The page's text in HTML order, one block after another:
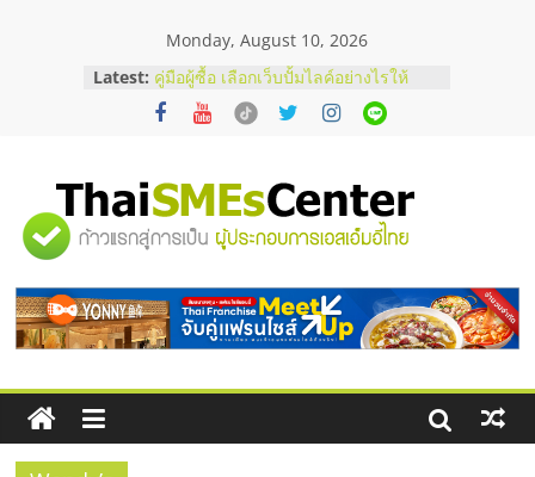
Monday, August 10, 2026
Latest: สัมมนาออนไลน์ โอกาสบริหารสถานี
บริการน้ำมัน Shell
คู่มือผู้ซื้อ เลือกเว็บปั้มไลค์อย่างไรให้
วิเคราะห์ข้อดีและข้อควรพิจารณา
FAQ รวมคำถามยอดฮิตเกี่ยวกับการ
ปั้มฟอลติ๊กตอกที่เจ้าของธุรกิจควรรู้
เริ่มยังไงให้ผ่านฉลุย
"ศูนย์
รวม
ข้อมูล
ธุรกิจ